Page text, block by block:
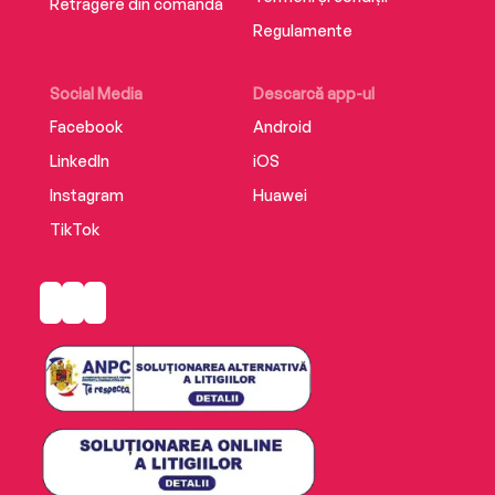
Retragere din comandă
Social Media
Facebook
LinkedIn
Instagram
TikTok
Descarcă app-ul
Android
iOS
Huawei
Regulamente